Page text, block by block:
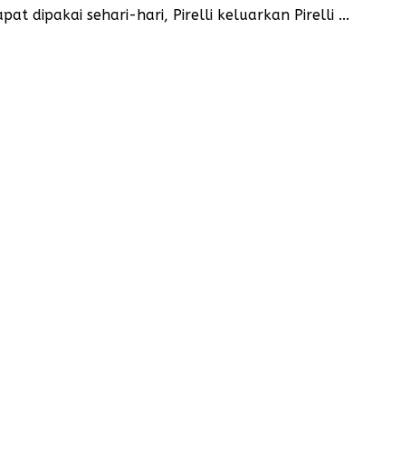
dipakai sehari-hari, Pirelli keluarkan Pirelli ...